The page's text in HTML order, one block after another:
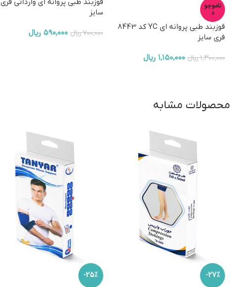
ناموجو
د
قوزبند طبی پروانه ای YC کد 8443
فری سایز
۱,۳۰۰,۰۰۰ریال ۱,۱۵۰,۰۰۰ ریال
قوزبند طبی پروانه ای وارداتی فری
سایز
۷۰۰,۰۰۰ریال ۵۹۰,۰۰۰ ریال
محصولات مشابه
-27%
-25%